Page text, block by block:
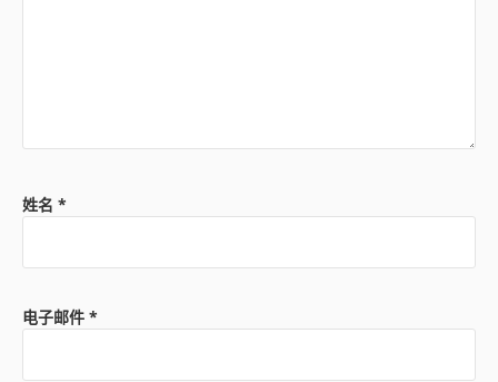
姓名 *
电子邮件 *